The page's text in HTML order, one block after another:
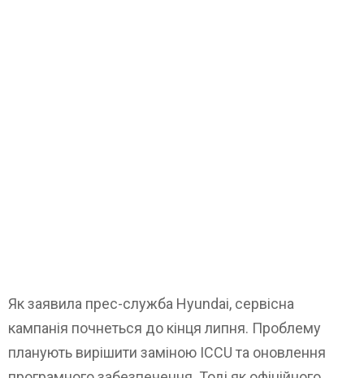
Як заявила прес-служба Hyundai, сервісна
кампанія почнеться до кінця липня. Проблему
планують вирішити заміною ICCU та оновлення